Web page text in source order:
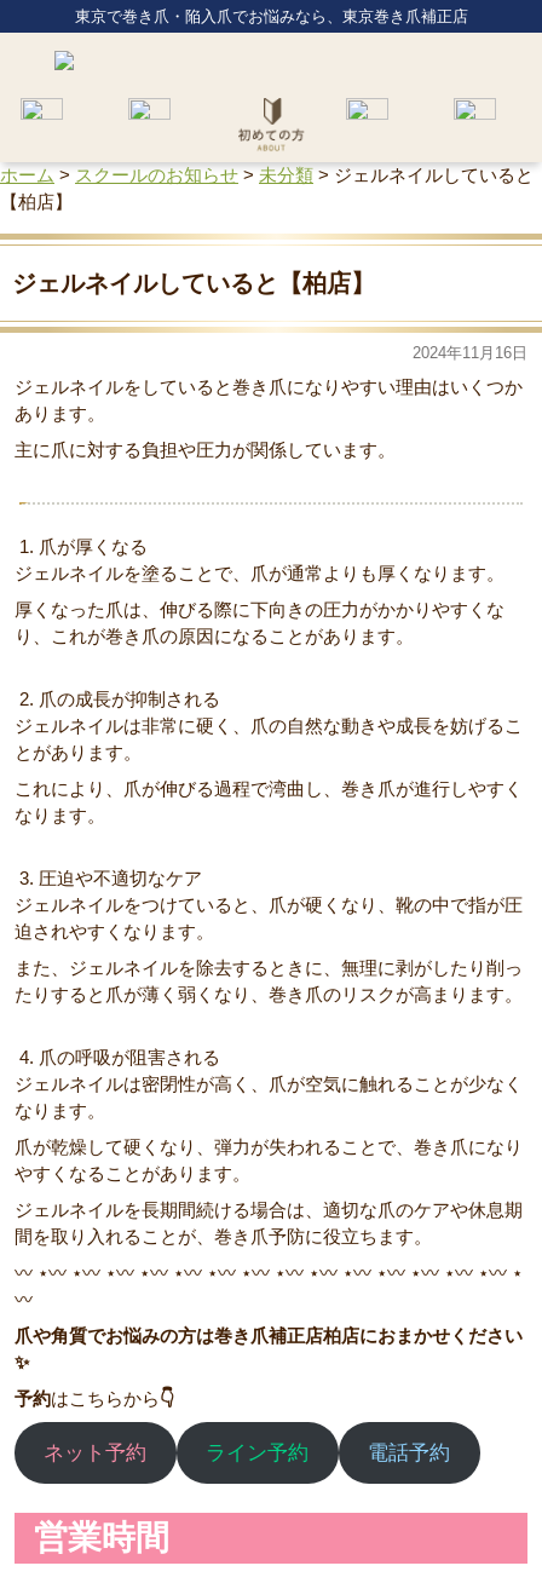
東京で巻き爪・陥入爪でお悩みなら、東京巻き爪補正店
ホーム > スクールのお知らせ > 未分類 > ジェルネイルしていると
【柏店】
ジェルネイルしていると【柏店】
2024年11月16日
ジェルネイルをしていると巻き爪になりやすい理由はいくつか
あります。
主に爪に対する負担や圧力が関係しています。
1. 爪が厚くなる
ジェルネイルを塗ることで、爪が通常よりも厚くなります。
厚くなった爪は、伸びる際に下向きの圧力がかかりやすくな
り、これが巻き爪の原因になることがあります。
2. 爪の成長が抑制される
ジェルネイルは非常に硬く、爪の自然な動きや成長を妨げるこ
とがあります。
これにより、爪が伸びる過程で湾曲し、巻き爪が進行しやすく
なります。
3. 圧迫や不適切なケア
ジェルネイルをつけていると、爪が硬くなり、靴の中で指が圧
迫されやすくなります。
また、ジェルネイルを除去するときに、無理に剥がしたり削っ
たりすると爪が薄く弱くなり、巻き爪のリスクが高まります。
4. 爪の呼吸が阻害される
ジェルネイルは密閉性が高く、爪が空気に触れることが少なく
なります。
爪が乾燥して硬くなり、弾力が失われることで、巻き爪になり
やすくなることがあります。
ジェルネイルを長期間続ける場合は、適切な爪のケアや休息期
間を取り入れることが、巻き爪予防に役立ちます。
〰︎ ⋆〰︎ ⋆〰︎ ⋆〰︎ ⋆〰︎ ⋆〰︎ ⋆〰︎ ⋆〰︎ ⋆〰︎ ⋆〰︎ ⋆〰︎ ⋆〰︎ ⋆〰︎ ⋆〰︎ ⋆〰︎ ⋆
〰︎
爪や角質でお悩みの方は巻き爪補正店柏店におまかせください
✨
予約はこちらから👇
ネット予約 ライン予約 電話予約
営業時間